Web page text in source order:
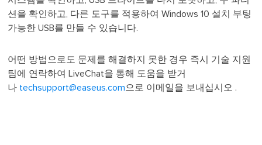
션을 확인하고, 다른 도구를 적용하여 Windows 10 설치 부팅
가능한 USB를 만들 수 있습니다.
어떤 방법으로도 문제를 해결하지 못한 경우 즉시 기술 지원
팀에 연락하여 LiveChat을 통해 도움을 받거
나 techsupport@easeus.com으로 이메일을 보내십시오 .